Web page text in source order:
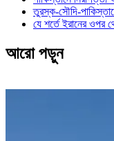
তুরস্ক-সৌদি-
যে শর্তে ইরানের ওপর
আরো পড়ুন